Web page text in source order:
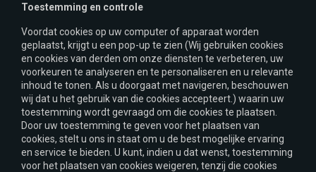
Toestemming en controle
Voordat cookies op uw computer of apparaat worden
geplaatst, krijgt u een pop-up te zien (Wij gebruiken cookies
en cookies van derden om onze diensten te verbeteren, uw
voorkeuren te analyseren en te personaliseren en u relevante
inhoud te tonen. Als u doorgaat met navigeren, beschouwen
wij dat u het gebruik van die cookies accepteert.) waarin uw
toestemming wordt gevraagd om die cookies te plaatsen.
Door uw toestemming te geven voor het plaatsen van
cookies, stelt u ons in staat om u de best mogelijke ervaring
en service te bieden. U kunt, indien u dat wenst, toestemming
voor het plaatsen van cookies weigeren, tenzij die cookies